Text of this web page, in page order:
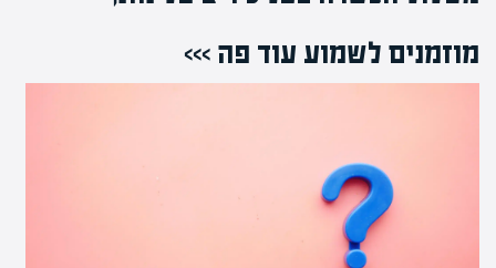
מוזמנים לשמוע עוד פה >>>